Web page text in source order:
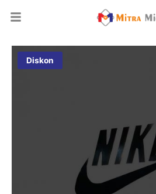
Diskon